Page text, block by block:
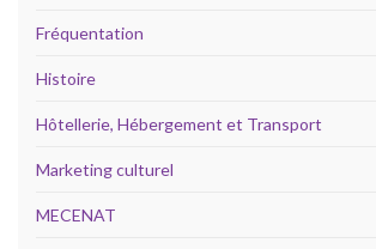
Fréquentation
Histoire
Hôtellerie, Hébergement et Transport
Marketing culturel
MECENAT